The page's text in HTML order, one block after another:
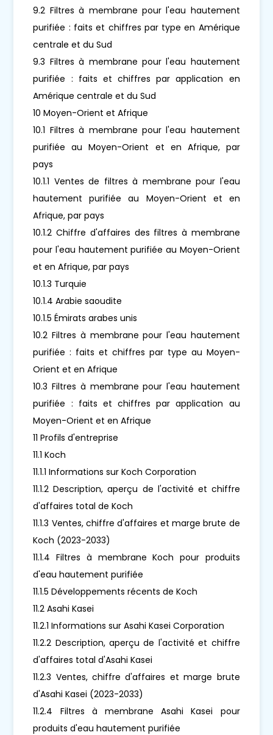
9.2 Filtres à membrane pour l'eau hautement
purifiée : faits et chiffres par type en Amérique
centrale et du Sud
9.3 Filtres à membrane pour l'eau hautement
purifiée : faits et chiffres par application en
Amérique centrale et du Sud
10 Moyen-Orient et Afrique
10.1 Filtres à membrane pour l'eau hautement
purifiée au Moyen-Orient et en Afrique, par
pays
10.1.1 Ventes de filtres à membrane pour l'eau
hautement purifiée au Moyen-Orient et en
Afrique, par pays
10.1.2 Chiffre d'affaires des filtres à membrane
pour l'eau hautement purifiée au Moyen-Orient
et en Afrique, par pays
10.1.3 Turquie
10.1.4 Arabie saoudite
10.1.5 Émirats arabes unis
10.2 Filtres à membrane pour l'eau hautement
purifiée : faits et chiffres par type au Moyen-
Orient et en Afrique
10.3 Filtres à membrane pour l'eau hautement
purifiée : faits et chiffres par application au
Moyen-Orient et en Afrique
11 Profils d'entreprise
11.1 Koch
11.1.1 Informations sur Koch Corporation
11.1.2 Description, aperçu de l'activité et chiffre
d'affaires total de Koch
11.1.3 Ventes, chiffre d'affaires et marge brute de
Koch (2023-2033)
11.1.4 Filtres à membrane Koch pour produits
d'eau hautement purifiée
11.1.5 Développements récents de Koch
11.2 Asahi Kasei
11.2.1 Informations sur Asahi Kasei Corporation
11.2.2 Description, aperçu de l'activité et chiffre
d'affaires total d'Asahi Kasei
11.2.3 Ventes, chiffre d'affaires et marge brute
d'Asahi Kasei (2023-2033)
11.2.4 Filtres à membrane Asahi Kasei pour
produits d'eau hautement purifiée